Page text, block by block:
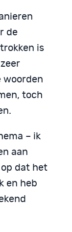
de
is
woorden
toch
– ik
aan
dat het
en heb